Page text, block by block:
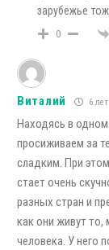
зарубежье
0
Виталий 6
Находясь в
просиживаем за
сладким. При
стает очень
разных стран и
как они живут то,
человека. У него